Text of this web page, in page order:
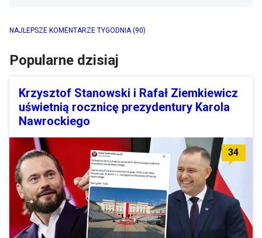
NAJLEPSZE KOMENTARZE TYGODNIA (90)
Popularne dzisiaj
Krzysztof Stanowski i Rafał Ziemkiewicz
uświetnią rocznicę prezydentury Karola
Nawrockiego
34